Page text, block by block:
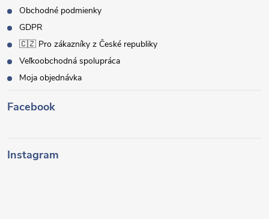
Obchodné podmienky
GDPR
🇨🇿 Pro zákazníky z České republiky
Veľkoobchodná spolupráca
Moja objednávka
Facebook
Instagram